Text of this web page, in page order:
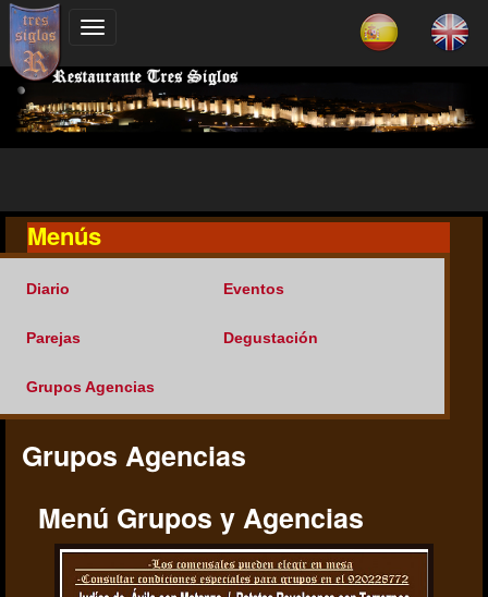
Menús
Diario Eventos
Parejas Degustación
Grupos Agencias
Grupos Agencias
Menú Grupos y Agencias